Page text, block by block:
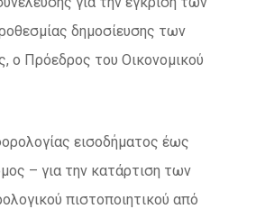
δημοσίευσης των
ο Πρόεδρος του Οικονομικού
εισοδήματος έως
– για την κατάρτιση των
πιστοποιητικού από